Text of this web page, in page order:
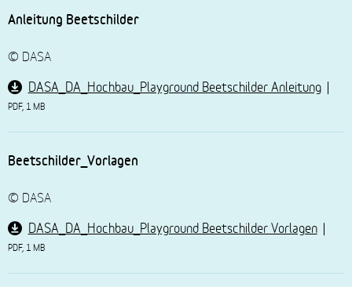
Anleitung Beetschilder
© DASA
DASA_DA_Hochbau_Playground Beetschilder Anleitung
PDF, 1 MB
Beetschilder_Vorlagen
© DASA
DASA_DA_Hochbau_Playground Beetschilder Vorlagen
PDF, 1 MB